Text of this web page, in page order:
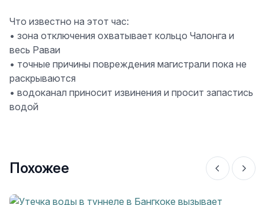
Что известно на этот час:
• зона отключения охватывает кольцо Чалонга и
весь Раваи
• точные причины повреждения магистрали пока не
раскрываются
• водоканал приносит извинения и просит запастись
водой
Похожее